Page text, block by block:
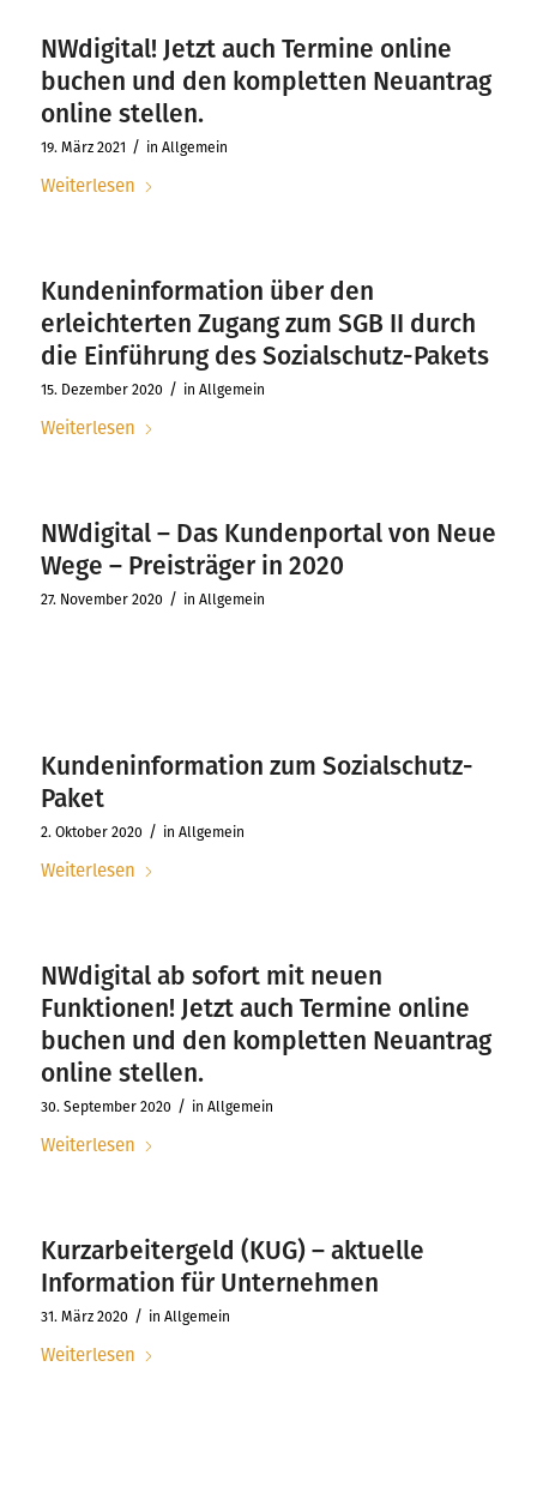
NWdigital! Jetzt auch Termine online
buchen und den kompletten Neuantrag
online stellen.
19. März 2021 / in Allgemein
Weiterlesen
Kundeninformation über den
erleichterten Zugang zum SGB II durch
die Einführung des Sozialschutz-Pakets
15. Dezember 2020 / in Allgemein
Weiterlesen
NWdigital – Das Kundenportal von Neue
Wege – Preisträger in 2020
27. November 2020 / in Allgemein
Kundeninformation zum Sozialschutz-
Paket
2. Oktober 2020 / in Allgemein
Weiterlesen
NWdigital ab sofort mit neuen
Funktionen! Jetzt auch Termine online
buchen und den kompletten Neuantrag
online stellen.
30. September 2020 / in Allgemein
Weiterlesen
Kurzarbeitergeld (KUG) – aktuelle
Information für Unternehmen
31. März 2020 / in Allgemein
Weiterlesen